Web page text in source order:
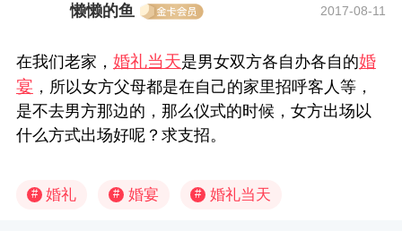
懒懒的鱼 2017-08-11
在我们老家， 婚礼当天是男女双方各自办各自的婚
宴 ，所以女方父母都是在自己的家里招呼客人等，
是不去男方那边的，那么仪式的时候，女方出场以
什么方式出场好呢？求支招。
# 婚礼 # 婚宴 # 婚礼当天